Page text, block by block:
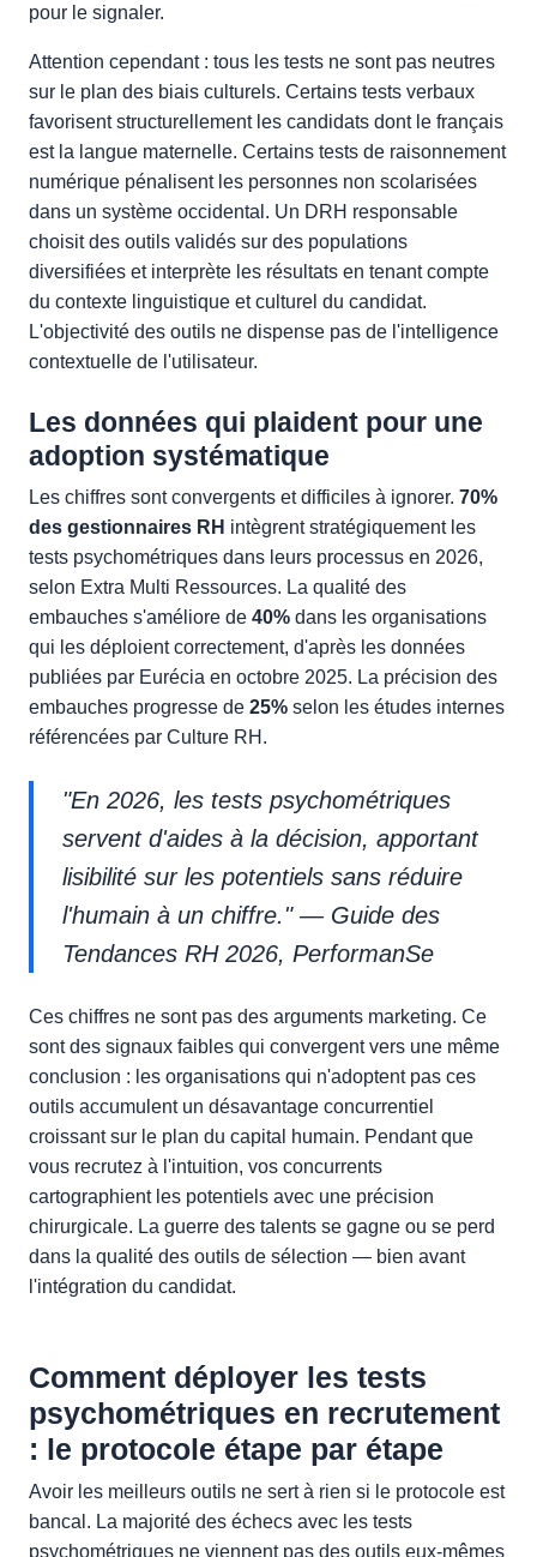
pour le signaler.
Attention cependant : tous les tests ne sont pas neutres
sur le plan des biais culturels. Certains tests verbaux
favorisent structurellement les candidats dont le français
est la langue maternelle. Certains tests de raisonnement
numérique pénalisent les personnes non scolarisées
dans un système occidental. Un DRH responsable
choisit des outils validés sur des populations
diversifiées et interprète les résultats en tenant compte
du contexte linguistique et culturel du candidat.
L'objectivité des outils ne dispense pas de l'intelligence
contextuelle de l'utilisateur.
Les données qui plaident pour une
adoption systématique
Les chiffres sont convergents et difficiles à ignorer. 70%
des gestionnaires RH intègrent stratégiquement les
tests psychométriques dans leurs processus en 2026,
selon Extra Multi Ressources. La qualité des
embauches s'améliore de 40% dans les organisations
qui les déploient correctement, d'après les données
publiées par Eurécia en octobre 2025. La précision des
embauches progresse de 25% selon les études internes
référencées par Culture RH.
"En 2026, les tests psychométriques
servent d'aides à la décision, apportant
lisibilité sur les potentiels sans réduire
l'humain à un chiffre." — Guide des
Tendances RH 2026, PerformanSe
Ces chiffres ne sont pas des arguments marketing. Ce
sont des signaux faibles qui convergent vers une même
conclusion : les organisations qui n'adoptent pas ces
outils accumulent un désavantage concurrentiel
croissant sur le plan du capital humain. Pendant que
vous recrutez à l'intuition, vos concurrents
cartographient les potentiels avec une précision
chirurgicale. La guerre des talents se gagne ou se perd
dans la qualité des outils de sélection — bien avant
l'intégration du candidat.
Comment déployer les tests
psychométriques en recrutement
: le protocole étape par étape
Avoir les meilleurs outils ne sert à rien si le protocole est
bancal. La majorité des échecs avec les tests
psychométriques ne viennent pas des outils eux-mêmes